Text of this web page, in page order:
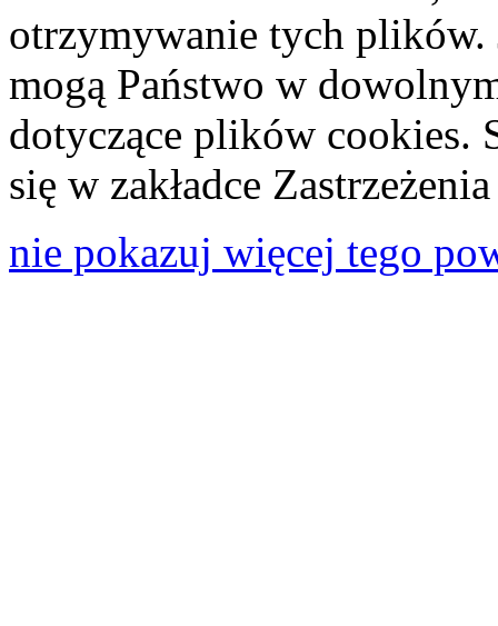
otrzymywanie tych plików.
mogą Państwo w
dotyczące plików cookies.
się w zakładce
nie pokazuj więcej tego